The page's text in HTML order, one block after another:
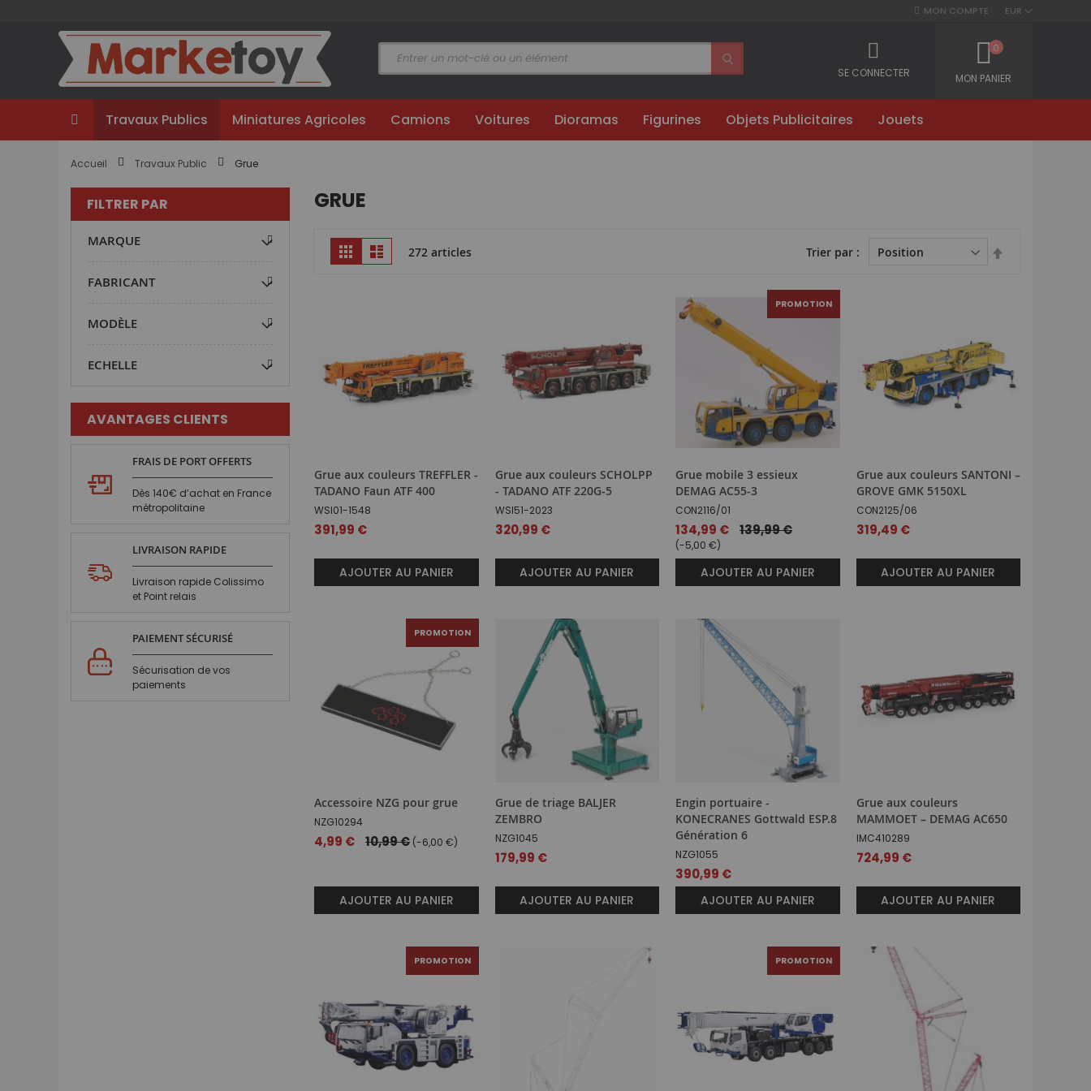
EUR
contenu
MON COMPTE
MON PANIER
0
SE CONNECTER
Travaux Publics Miniatures Agricoles Camions Voitures Dioramas Figurines Objets Publicitaires Jouets
Accueil Travaux Public Grue
GRUE
Afficher
en
Grille Liste 272 articles Trier par
Grue aux couleurs TREFFLER -
TADANO Faun ATF 400
WSI01-1548
391,99 €
AJOUTER AU PANIER
Grue aux couleurs SCHOLPP
- TADANO ATF 220G-5
WSI51-2023
320,99 €
AJOUTER AU PANIER
PROMOTION
Grue mobile 3 essieux
DEMAG AC55-3
CON2116/01
Prix
spécial
134,99 € 139,99 €
(-5,00 €)
AJOUTER AU PANIER
Grue aux couleurs SANTONI –
GROVE GMK 5150XL
CON2125/06
319,49 €
AJOUTER AU PANIER
PROMOTION
Accessoire NZG pour grue
NZG10294
Prix
4,99 € 10,99 € (-6,00 €)
AJOUTER AU PANIER
Grue de triage BALJER
ZEMBRO
NZG1045
179,99 €
AJOUTER AU PANIER
Engin portuaire -
KONECRANES Gottwald ESP.8
Génération 6
NZG1055
390,99 €
AJOUTER AU PANIER
Grue aux couleurs
MAMMOET – DEMAG AC650
IMC410289
724,99 €
AJOUTER AU PANIER
PROMOTION PROMOTION
FILTRER PAR
MARQUE
FABRICANT
MODÈLE
ECHELLE
AVANTAGES CLIENTS
FRAIS DE PORT OFFERTS
Dès 140€ d’achat en France
métropolitaine
LIVRAISON RAPIDE
Livraison rapide Colissimo
et Point relais
PAIEMENT SÉCURISÉ
Sécurisation de vos
paiements